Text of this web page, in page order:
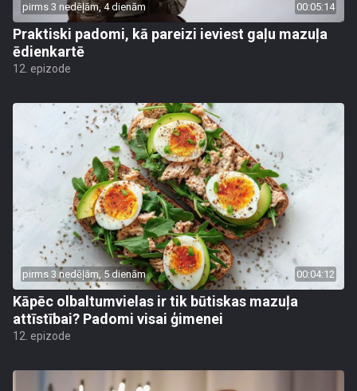
pirms 3 nedēļām, 4 dienām 00:05:14
Praktiski padomi, kā pareizi ieviest gaļu mazuļa
ēdienkartē
12. epizode
pirms 3 nedēļām, 5 dienām 00:04:12
Kāpēc olbaltumvielas ir tik būtiskas mazuļa
attīstībai? Padomi visai ģimenei
12. epizode